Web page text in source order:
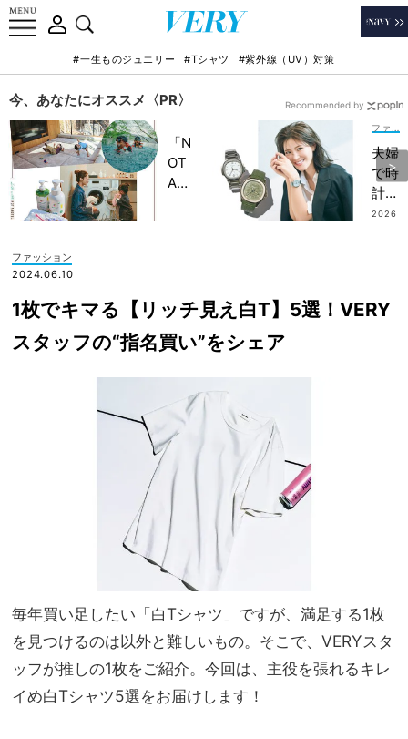
#一生ものジュエリー #Tシャツ #紫外線（UV）対策
今、あなたにオススメ〈PR〉
「N
OT
A
記憶
に一
生残
【極
上の
家族
旅】
夫婦
で時
計好
き！
買っ
2026
Recommended by
ファッション
2024.06.10
1枚でキマる【リッチ見え白T】5選！VERY
スタッフの“指名買い”をシェア
毎年買い足したい「白Tシャツ」ですが、満足する1枚
を見つけるのは以外と難しいもの。そこで、VERYスタ
ッフが推しの1枚をご紹介。今回は、主役を張れるキレ
イめ白Tシャツ5選をお届けします！